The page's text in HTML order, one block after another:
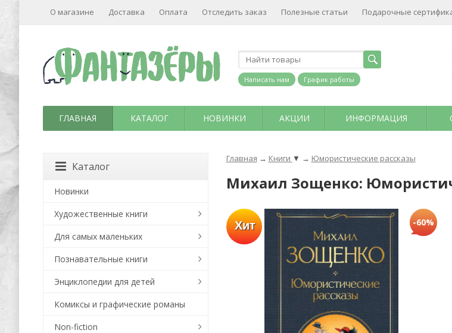
О магазине Доставка Оплата Отследить заказ Полезные статьи Подарочные
Написать нам График работы
ГЛАВНАЯ КАТАЛОГ НОВИНКИ АКЦИИ ИНФОРМАЦИЯ
Главная → Книги ▼ → Юмористические рассказы
Михаил Зощенко:
Хит -60%
Каталог
Новинки
Художественные книги
Для самых маленьких
Познавательные книги
Энциклопедии для детей
Комиксы и графические романы
Non-fiction